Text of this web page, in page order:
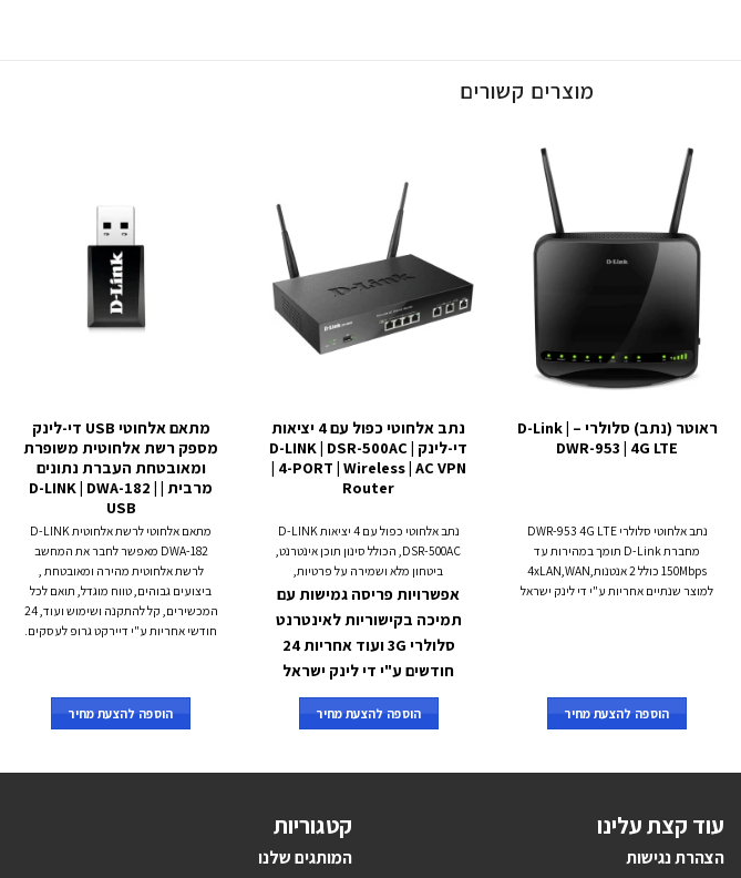
מוצרים קשורים
ראוטר (נתב) סלולרי – D-Link |
DWR-953 | 4G LTE
נתב אלחוטי סלולרי DWR-953 4G LTE
מחברת D-Link תומך במהירות עד
150Mbps כולל 2 אנטנות,4xLAN,WAN
למוצר שנתיים אחריות ע"י די לינק ישראל
הוספה להצעת מחיר
נתב אלחוטי כפול עם 4 יציאות
די-לינק | D-LINK | DSR-500AC
| 4-PORT | Wireless | AC VPN
Router
נתב אלחוטי כפול עם 4 יציאות D-LINK
DSR-500AC, הכולל סינון תוכן אינטרנט,
ביטחון מלא ושמירה על פרטיות,
אפשרויות פריסה גמישות עם
תמיכה בקישוריות לאינטרנט
סלולרי 3G ועוד אחריות 24
חודשים ע"י די לינק ישראל
הוספה להצעת מחיר
מתאם אלחוטי USB די-לינק
מספק רשת אלחוטית משופרת
ומאובטחת העברת נתונים
מרבית | D-LINK | DWA-182 |
USB
מתאם אלחוטי לרשת אלחוטית D-LINK
DWA-182 מאפשר לחבר את המחשב
לרשת אלחוטית מהירה ומאובטחת ,
ביצועים גבוהים, טווח מוגדל, תואם לכל
המכשירים, קל להתקנה ושימוש ועוד, 24
חודשי אחריות ע"י דיירקט גרופ לעסקים.
הוספה להצעת מחיר
עוד קצת עלינו
הצהרת נגישות
קטגוריות
המותגים שלנו